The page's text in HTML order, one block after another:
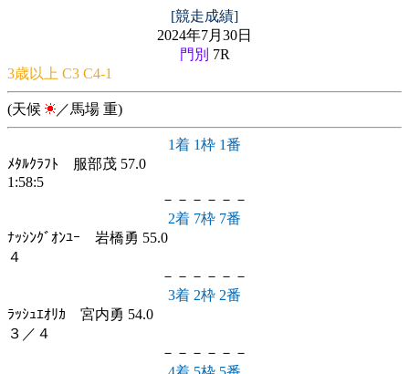
[競走成績]
2024年7月30日
門別 7R
3歳以上 C3 C4-1
(天候 ／馬場 重)
1着 1枠 1番
ﾒﾀﾙｸﾗﾌﾄ 服部茂 57.0
1:58:5
－－－－－－
2着 7枠 7番
ﾅｯｼﾝｸﾞｵﾝﾕｰ 岩橋勇 55.0
４
－－－－－－
3着 2枠 2番
ﾗｯｼｭｴｵﾘｶ 宮内勇 54.0
３／４
－－－－－－